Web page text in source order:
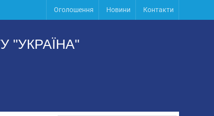
Оголошення Новини Контакти
"УКРАЇНА"